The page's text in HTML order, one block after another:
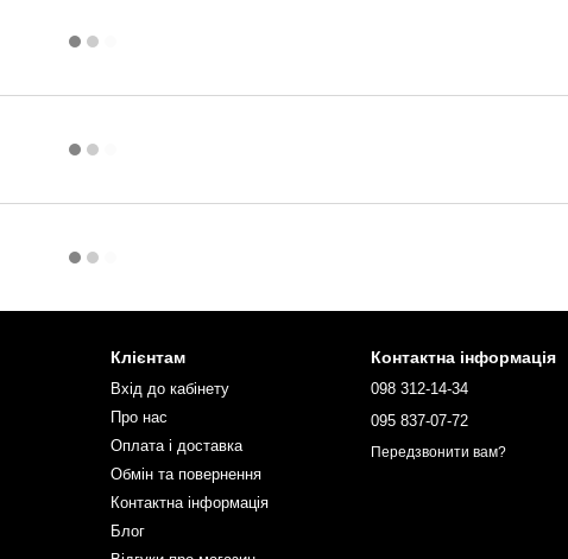
Клієнтам
Вхід до кабінету
Про нас
Оплата і доставка
Обмін та повернення
Контактна інформація
Блог
Контактна інформація
098 312-14-34
095 837-07-72
Передзвонити вам?